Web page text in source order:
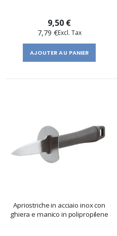
9,50 €
7,79 €
AJOUTER AU PANIER
Apriostriche in acciaio inox con
ghiera e manico in polipropilene